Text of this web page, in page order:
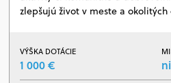
zlepšujú život v meste a okolitých
VÝŠKA DOTÁCIE
1 000 €